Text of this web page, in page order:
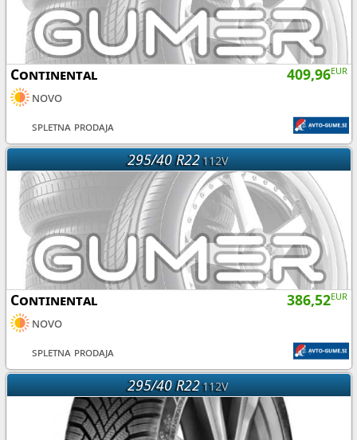
409,96EUR
Continental
novo
spletna prodaja
295/40 R22112V
386,52EUR
Continental
novo
spletna prodaja
295/40 R22112V